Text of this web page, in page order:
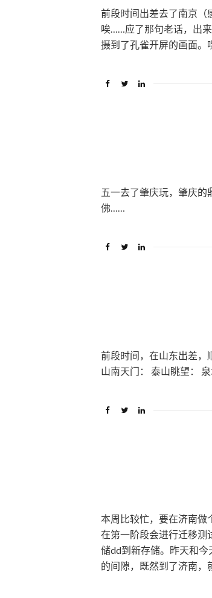
前段时间出差去了南京（
唉……应了那句老话，出
摄到了孔雀开屏的画面
五一去了肇庆玩，肇庆
佛……
前段时间，在山东出差
山南天门： 泰山眺望： 泉
本周比较忙，要在济南做
在第一阶段会进行迁移测
储dd到新存储。昨天和
的间隙，既然到了济南